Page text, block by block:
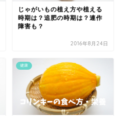
じゃがいもの植え方や植える
時期は？追肥の時期は？連作
障害も？
2016年8月24日
健康